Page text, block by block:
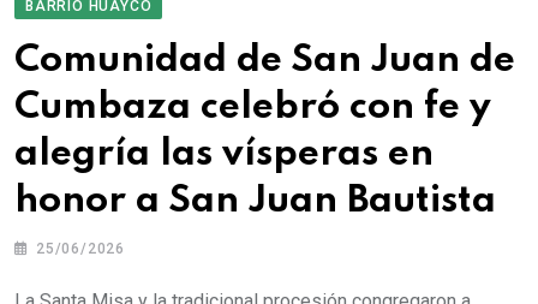
BARRIO HUAYCO
Comunidad de San Juan de
Cumbaza celebró con fe y
alegría las vísperas en
honor a San Juan Bautista
25/06/2026